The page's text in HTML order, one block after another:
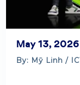
May 13, 2026
By: Mỹ Linh /